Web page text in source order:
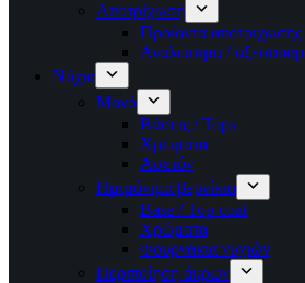
Αποτρίχωση
Προϊοντα αποτριχωσης
Αναλώσιμα / αξεσουάρ
Νύχια
Μανό
Βάσεις / Tops
Χρώματα
Ασετόν
Ημιμόνιμα βερνίκια
Base / Top coat
Χρώματα
Φουρνάκια νυχιών
Περιποίηση άκρων